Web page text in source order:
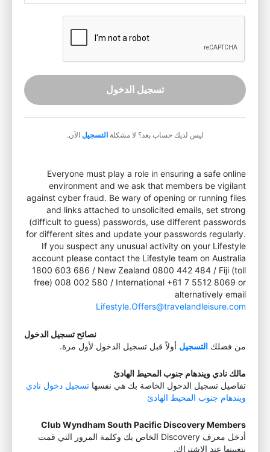
تسجيل الدخول
ليس لديك حساب بعد؟ لا مشكلةالتسجيل الآن.
Everyone must play a role in ensuring a safe online
environment and we ask that members be vigilant
against cyber fraud. Be wary of opening or running files
and links attached to unsolicited emails, set strong
(difficult to guess) passwords, use different passwords
for different sites and update your passwords regularly.
If you suspect any unusual activity on your Lifestyle
account please contact the Lifestyle team on Australia
1800 603 686 / New Zealand 0800 442 484 / Fiji (toll
free) 008 002 580 / International +61 7 5512 8069 or
alternatively email
Lifestyle.Offers@travelandleisure.com
نصائح تسجيل الدخول
من فضلك التسجيل أولاً قبل تسجيل الدخول لأول مرة.
مالك نادي ويندهام جنوب المحيط الهادئ
تفاصيل تسجيل الدخول الخاصة بك هي نفسها تسجيل دخول نادي
ويندهام جنوب المحيط الهادئ
Club Wyndham South Pacific Discovery Members
أدخل معرف Discovery الخاص بك وكلمة المرور التي قمت
بتعيينها عند الاشتراك.